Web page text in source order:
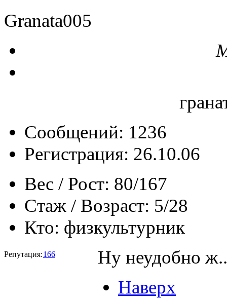
Granata005
Сообщений: 1236
Регистрация: 26.10.06
Вес / Рост: 80/167
Стаж / Возраст: 5/28
Кто: физкультурник
Репутация:166
Ну неудобно
Наверх